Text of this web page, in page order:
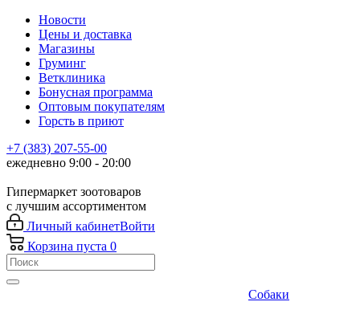
Новости
Цены и доставка
Магазины
Груминг
Ветклиника
Бонусная программа
Оптовым покупателям
Горсть в приют
+7 (383) 207-55-00
ежедневно 9:00 - 20:00
Гипермаркет зоотоваров
с лучшим ассортиментом
Личный кабинетВойти
Корзина пуста 0
Собаки